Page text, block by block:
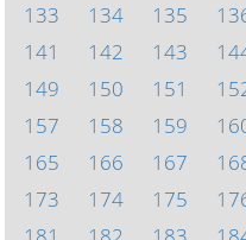
133
134 135
141
142 143
149
150 151
157
158 159
165
166 167
173
174 175